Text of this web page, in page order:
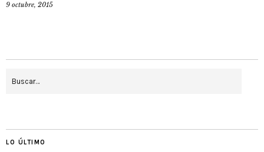
9 octubre, 2015
LO ÚLTIMO